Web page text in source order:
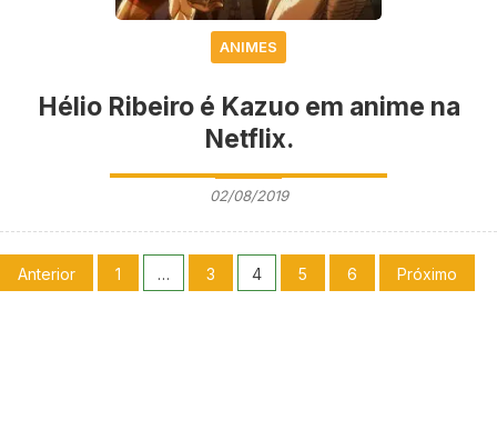
ANIMES
Hélio Ribeiro é Kazuo em anime na
Netflix.
02/08/2019
Anterior 1 … 3 4 5 6 Próximo